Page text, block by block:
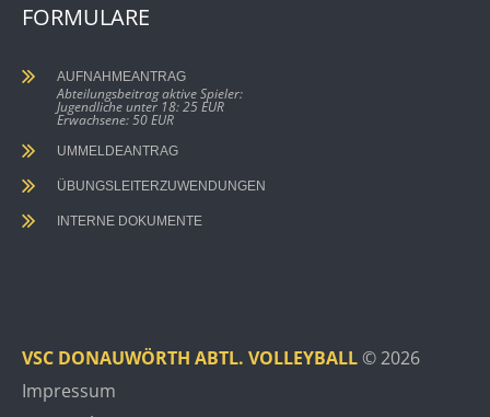
FORMULARE
AUFNAHMEANTRAG
Abteilungsbeitrag aktive Spieler:
Jugendliche unter 18: 25 EUR
Erwachsene: 50 EUR
UMMELDEANTRAG
ÜBUNGSLEITERZUWENDUNGEN
INTERNE DOKUMENTE
VSC DONAUWÖRTH ABTL. VOLLEYBALL© 2026
Impressum